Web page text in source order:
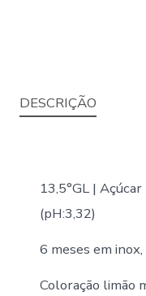
DESCRIÇÃO
13,5°GL |
(pH:3,32)
6 meses em
Coloração limão